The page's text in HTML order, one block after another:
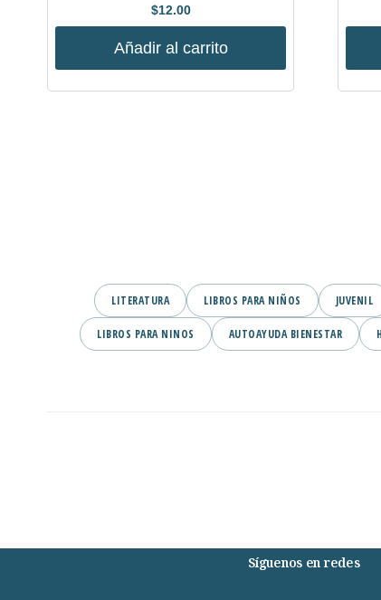
$12.00
Añadir al carrito
LITERATURA LIBROS PARA NIÑOS JUVENIL
LIBROS PARA NINOS AUTOAYUDA BIENESTAR
Síguenos en redes